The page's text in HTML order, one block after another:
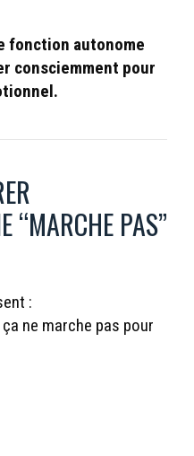
fonction autonome
consciemment pour
“MARCHE PAS”
:
ne marche pas pour